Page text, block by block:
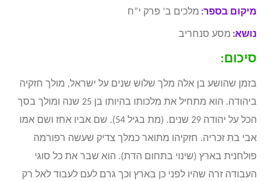
מיקום בספר: מלכים ב’ פרק י”ח
נושא: מסע סנחריב
סיכום:
בזמן שהושע בן אלה מלך שלוש שנים על ישראל, מולך חזקיה
ביהודה. הוא מתחיל את מלכותו בהיותו בן 25 שנה ומולך בסך
הכל על יהודה 29 שנים. (מת בגיל 54). שם אביו אחז ושם אמו
אבי בת זכריה. חזקיהו מתואר כמלך צדיק שעשה רפורמה
פולחנית בארץ (שינוי בתחום הדת). הוא שבר את כל סוגי
העבודה זרה שהיו לפני כן בארץ וכך גרם לעם לעבוד לאל רק